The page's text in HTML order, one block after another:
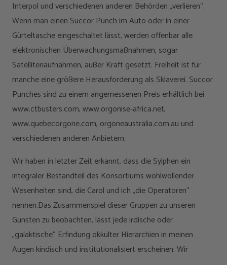
Interpol und verschiedenen anderen Behörden „verlieren“.
Wenn man einen Succor Punch im Auto oder in einer
Gürteltasche eingeschaltet lässt, werden offenbar alle
elektronischen Überwachungsmaßnahmen, sogar
Satellitenaufnahmen, außer Kraft gesetzt. Freiheit ist für
manche eine größere Herausforderung als Sklaverei. Succor
Punches sind zu einem angemessenen Preis erhältlich bei
www.ctbusters.com, www.orgonise-africa.net,
www.quebecorgone.com, orgoneaustralia.com.au und
verschiedenen anderen Anbietern.
Wir haben in letzter Zeit erkannt, dass die Sylphen ein
integraler Bestandteil des Konsortiums wohlwollender
Wesenheiten sind, die Carol und ich „die Operatoren“
nennen.Das Zusammenspiel dieser Gruppen zu unseren
Gunsten zu beobachten, lässt jede irdische oder
„galaktische“ Erfindung okkulter Hierarchien in meinen
Augen kindisch und institutionalisiert erscheinen. Wir